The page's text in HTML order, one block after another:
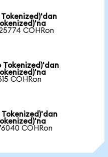
COHRon
Tokenized)'dan
COHRon
Tokenized)'dan
COHRon